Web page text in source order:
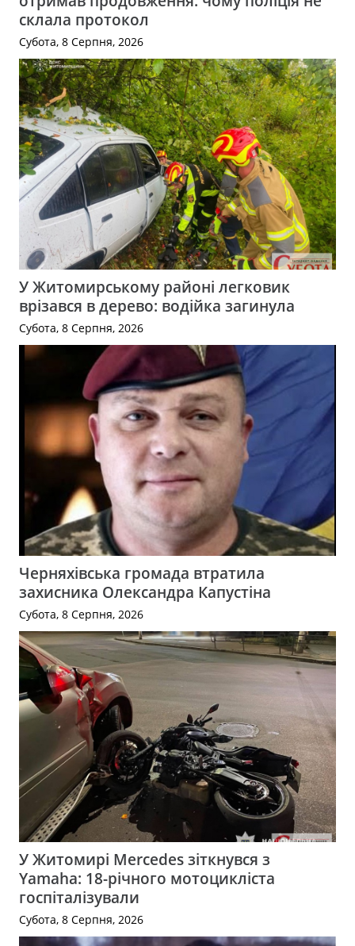
склала протокол
Субота, 8 Серпня, 2026
У Житомирському районі легковик
врізався в дерево: водійка загинула
Субота, 8 Серпня, 2026
Черняхівська громада втратила
захисника Олександра Капустіна
Субота, 8 Серпня, 2026
У Житомирі Mercedes зіткнувся з
Yamaha: 18-річного мотоцикліста
госпіталізували
Субота, 8 Серпня, 2026